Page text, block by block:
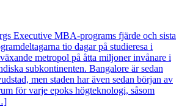
Executive MBA-programs fjärde och sista
tio dagar på studieresa i
metropol på åtta miljoner invånare i
subkontinenten. Bangalore är sedan
men staden har även sedan början av
för varje epoks högteknologi, såsom